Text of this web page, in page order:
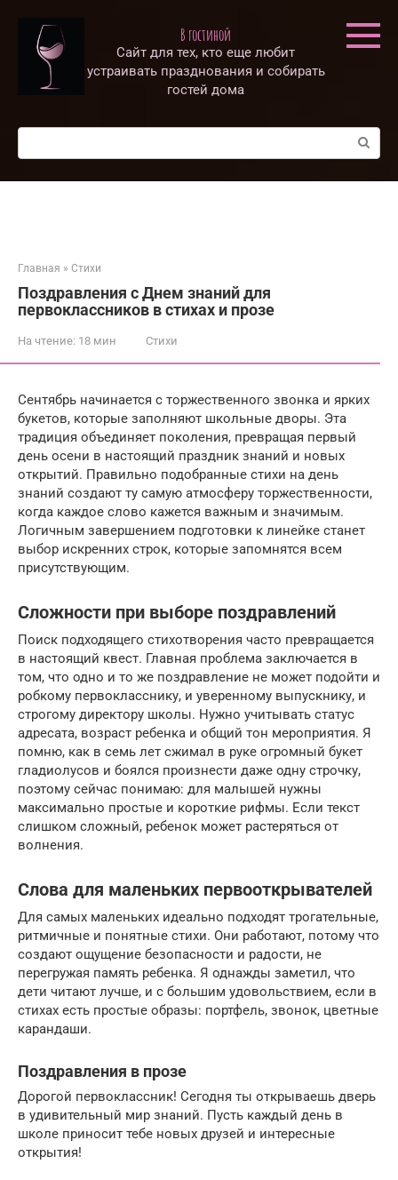
контенту
В гостиной
Сайт для тех, кто еще любит
устраивать празднования и собирать
гостей дома
Поиск:
Главная » Стихи
Поздравления с Днем знаний для
первоклассников в стихах и прозе
На чтение: 18 мин Стихи
Сентябрь начинается с торжественного звонка и ярких
букетов, которые заполняют школьные дворы. Эта
традиция объединяет поколения, превращая первый
день осени в настоящий праздник знаний и новых
открытий. Правильно подобранные стихи на день
знаний создают ту самую атмосферу торжественности,
когда каждое слово кажется важным и значимым.
Логичным завершением подготовки к линейке станет
выбор искренних строк, которые запомнятся всем
присутствующим.
Сложности при выборе поздравлений
Поиск подходящего стихотворения часто превращается
в настоящий квест. Главная проблема заключается в
том, что одно и то же поздравление не может подойти и
робкому первокласснику, и уверенному выпускнику, и
строгому директору школы. Нужно учитывать статус
адресата, возраст ребенка и общий тон мероприятия. Я
помню, как в семь лет сжимал в руке огромный букет
гладиолусов и боялся произнести даже одну строчку,
поэтому сейчас понимаю: для малышей нужны
максимально простые и короткие рифмы. Если текст
слишком сложный, ребенок может растеряться от
волнения.
Слова для маленьких первооткрывателей
Для самых маленьких идеально подходят трогательные,
ритмичные и понятные стихи. Они работают, потому что
создают ощущение безопасности и радости, не
перегружая память ребенка. Я однажды заметил, что
дети читают лучше, и с большим удовольствием, если в
стихах есть простые образы: портфель, звонок, цветные
карандаши.
Поздравления в прозе
Дорогой первоклассник! Сегодня ты открываешь дверь
в удивительный мир знаний. Пусть каждый день в
школе приносит тебе новых друзей и интересные
открытия!